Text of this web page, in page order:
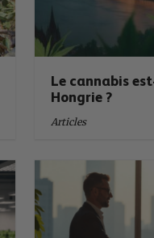
Le cannabis
Hongrie ?
Articles